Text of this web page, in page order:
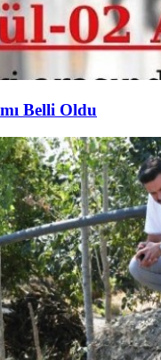
Belli Oldu